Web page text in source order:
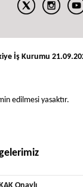
İş Kurumu
edilmesi yasaktır.